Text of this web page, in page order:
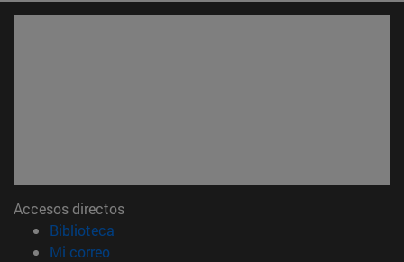
Accesos directos
Biblioteca
Mi correo(abre en nueva ventana)